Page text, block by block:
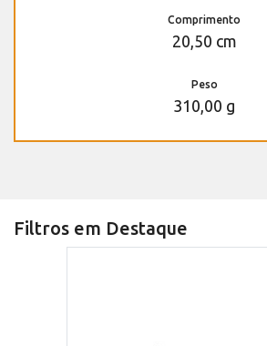
Comprimento
20,50 cm
Peso
310,00 g
Filtros em Destaque